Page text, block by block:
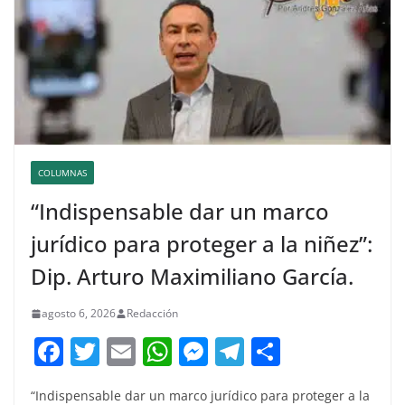
COLUMNAS
“Indispensable dar un marco
jurídico para proteger a la niñez”:
Dip. Arturo Maximiliano García.
agosto 6, 2026 Redacción
F T
w
E W M
e
T
“Indispensable dar un marco jurídico para proteger a la